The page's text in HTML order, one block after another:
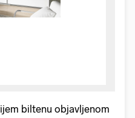
biltenu objavljenom